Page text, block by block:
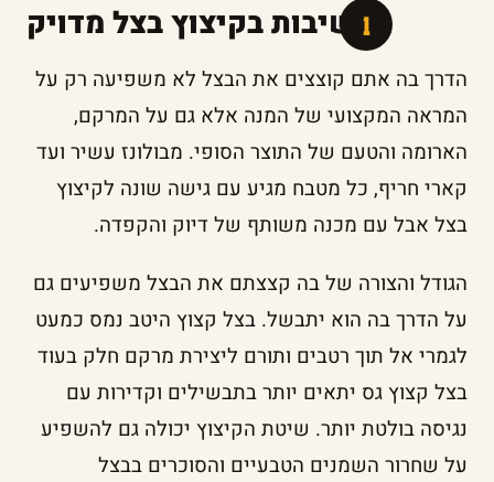
החשיבות בקיצוץ בצל מדויק
הדרך בה אתם קוצצים את הבצל לא משפיעה רק על
המראה המקצועי של המנה אלא גם על המרקם,
הארומה והטעם של התוצר הסופי. מבולונז עשיר ועד
קארי חריף, כל מטבח מגיע עם גישה שונה לקיצוץ
בצל אבל עם מכנה משותף של דיוק והקפדה.
הגודל והצורה של בה קצצתם את הבצל משפיעים גם
על הדרך בה הוא יתבשל. בצל קצוץ היטב נמס כמעט
לגמרי אל תוך רטבים ותורם ליצירת מרקם חלק בעוד
בצל קצוץ גס יתאים יותר בתבשילים וקדירות עם
נגיסה בולטת יותר. שיטת הקיצוץ יכולה גם להשפיע
על שחרור השמנים הטבעיים והסוכרים בבצל